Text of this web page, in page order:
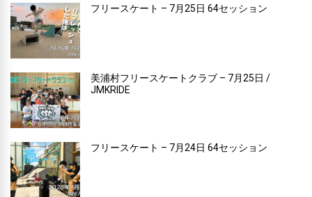
フリースケート – 7月25日 64セッション
美浦村フリースケートクラブ – 7月25日 /
JMKRIDE
フリースケート – 7月24日 64セッション